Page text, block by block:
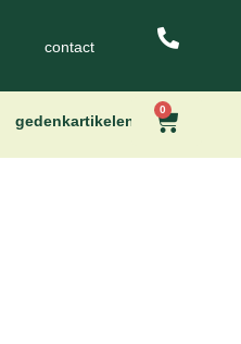
contact
gedenkartikelen
0